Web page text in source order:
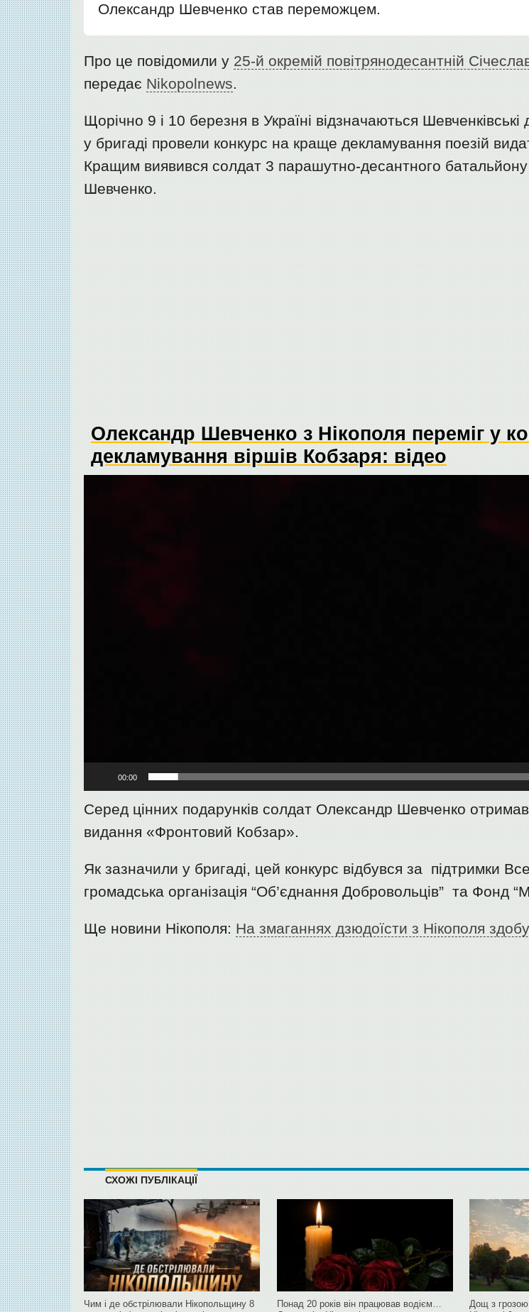
Олександр Шевченко став переможцем.
Про це повідомили у 25-й окремій повітрянодесантній
передає Nikopolnews.
Щорічно 9 і 10 березня в Україні відзначаються Шевченківські
у бригаді провели конкурс на краще декламування поезій
Кращим виявився солдат 3 парашутно-десантного
Шевченко.
Олександр Шевченко з Нікополя переміг у
декламування віршів Кобзаря: відео
00:00
Серед цінних подарунків солдат Олександр Шевченко отримав
видання «Фронтовий Кобзар».
Як зазначили у бригаді, цей конкурс відбувся за підтримки
громадська організація “Об’єднання Добровольців” та Фонд
Ще новини Нікополя: На змаганнях дзюдоїсти з Нікополя
СХОЖІ ПУБЛІКАЦІЇ
Чим і де обстрілювали Нікопольщину 8
Понад 20 років він працював водієм…
Дощ з